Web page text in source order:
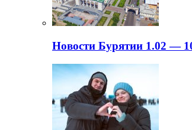
Новости Бурятии 1.02 —